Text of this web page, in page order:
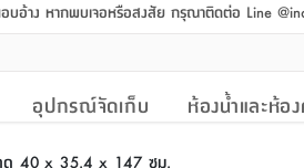
บอ้าง หากพบเจอหรือสงสัย กรุณาติดต่อ Line
อุปกรณ์จัดเก็บ ห้องน้ำและห้อ
ด 40 x 35.4 x 147 ซม.